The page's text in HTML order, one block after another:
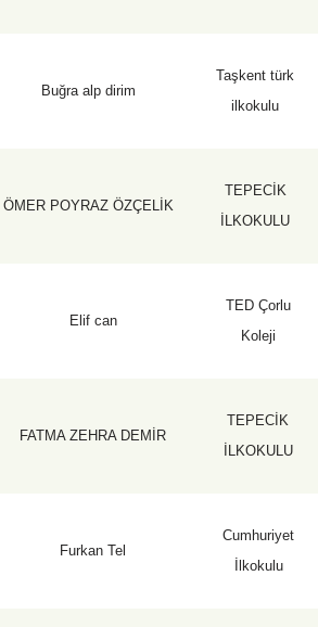
Buğra alp dirim
Taşkent türk
ilkokulu
ÖMER POYRAZ ÖZÇELİK
TEPECİK
İLKOKULU
Elif can
TED Çorlu
Koleji
FATMA ZEHRA DEMİR
TEPECİK
İLKOKULU
Furkan Tel
Cumhuriyet
İlkokulu